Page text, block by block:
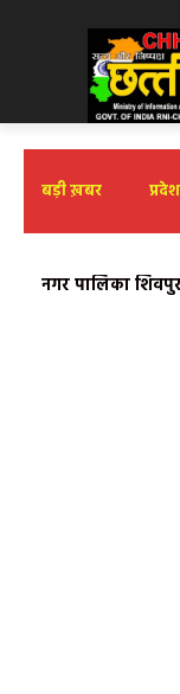
बड़ी ख़बर प्रदेश
महंगी बिजली और